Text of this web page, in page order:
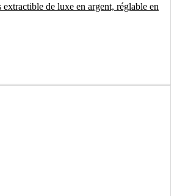
extractible de luxe en argent, réglable en